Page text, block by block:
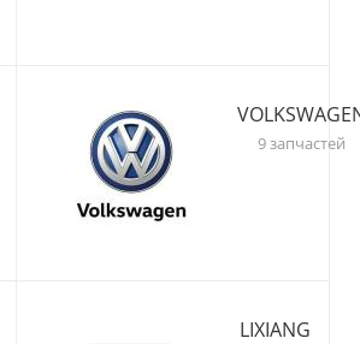
9 запчастей
LIXIANG